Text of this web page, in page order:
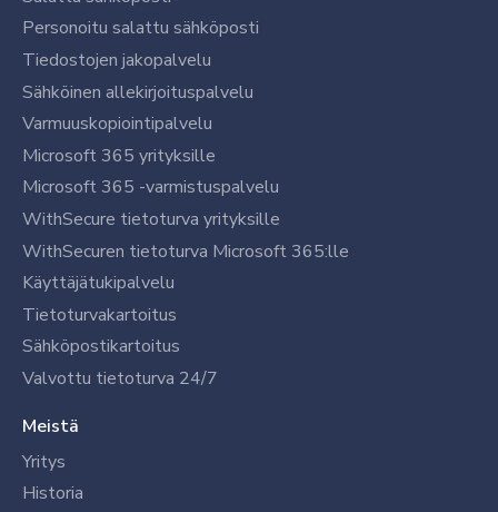
Personoitu salattu sähköposti
Tiedostojen jakopalvelu
Sähköinen allekirjoituspalvelu
Varmuuskopiointipalvelu
Microsoft 365 yrityksille
Microsoft 365 -varmistuspalvelu
WithSecure tietoturva yrityksille
WithSecuren tietoturva Microsoft 365:lle
Käyttäjätukipalvelu
Tietoturvakartoitus
Sähköpostikartoitus
Valvottu tietoturva 24/7
Meistä
Yritys
Historia